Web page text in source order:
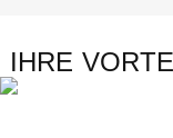
IHRE